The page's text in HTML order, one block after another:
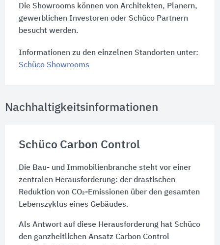
Die Showrooms können von Architekten, Planern,
gewerblichen Investoren oder Schüco Partnern
besucht werden.
Informationen zu den einzelnen Standorten unter:
Schüco Showrooms
Nachhaltigkeitsinformationen
Schüco Carbon Control
Die Bau- und Immobilienbranche steht vor einer
zentralen Herausforderung: der drastischen
Reduktion von CO₂-Emissionen über den gesamten
Lebenszyklus eines Gebäudes.
Als Antwort auf diese Herausforderung hat Schüco
den ganzheitlichen Ansatz Carbon Control